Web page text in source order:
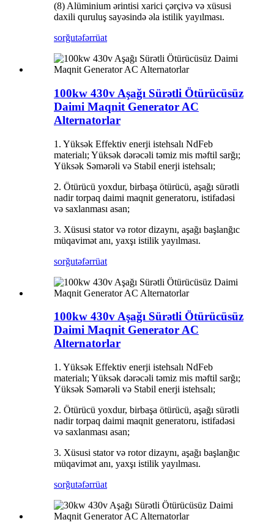
(8) Alüminium ərintisi xarici çərçivə və xüsusi
daxili quruluş sayəsində əla istilik yayılması.
sorğutəfərrüat
100kw 430v Aşağı Sürətli Ötürücüsüz
Daimi Maqnit Generator AC
Alternatorlar
1. Yüksək Effektiv enerji istehsalı NdFeb
materialı; Yüksək dərəcəli təmiz mis məftil sarğı;
Yüksək Səmərəli və Stabil enerji istehsalı;
2. Ötürücü yoxdur, birbaşa ötürücü, aşağı sürətli
nadir torpaq daimi maqnit generatoru, istifadəsi
və saxlanması asan;
3. Xüsusi stator və rotor dizaynı, aşağı başlanğıc
müqavimət anı, yaxşı istilik yayılması.
sorğutəfərrüat
100kw 430v Aşağı Sürətli Ötürücüsüz
Daimi Maqnit Generator AC
Alternatorlar
1. Yüksək Effektiv enerji istehsalı NdFeb
materialı; Yüksək dərəcəli təmiz mis məftil sarğı;
Yüksək Səmərəli və Stabil enerji istehsalı;
2. Ötürücü yoxdur, birbaşa ötürücü, aşağı sürətli
nadir torpaq daimi maqnit generatoru, istifadəsi
və saxlanması asan;
3. Xüsusi stator və rotor dizaynı, aşağı başlanğıc
müqavimət anı, yaxşı istilik yayılması.
sorğutəfərrüat